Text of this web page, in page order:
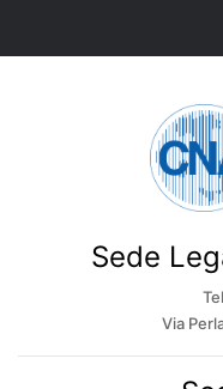
Sede
Via